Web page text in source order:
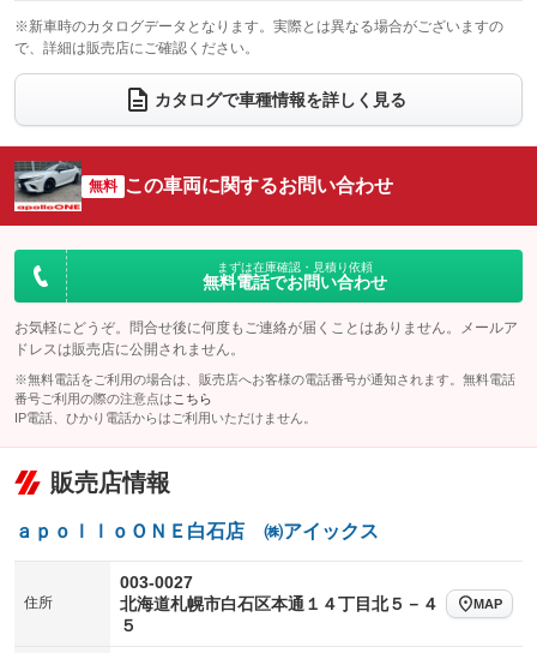
：装備なし ：装備あり
ウォークスルー
：装備なし
電動リアゲート フロントカメラ
：装備なし
：装備なし ：装備なし
サイドカメラ
：装備なし ルーフレール
：装備なし
：装備なし
：装備なし
※新車時のカタログデータとなります。実際とは異なる場合がございますの
で、詳細は販売店にご確認ください。
カタログで車種情報を詳しく見る
無料 この車両に関するお問い合わせ
まずは在庫確認・見積り依頼
無料電話でお問い合わせ
お気軽にどうぞ。問合せ後に何度もご連絡が届くことはありません。メールア
ドレスは販売店に公開されません。
※無料電話をご利用の場合は、販売店へお客様の電話番号が通知されます。無料電話
番号ご利用の際の注意点は こちら
IP電話、ひかり電話からはご利用いただけません。
販売店情報
ａｐｏｌｌｏＯＮＥ白石店 ㈱アイックス
住所
003-0027
北海道札幌市白石区本通１４丁目北５－４
５
MAP